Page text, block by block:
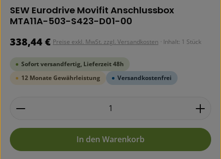
SEW Eurodrive Movifit Anschlussbox
MTA11A-503-S423-D01-00
Regulärer Preis:
338,44 € Preise exkl. MwSt. zzgl. Versandkosten · Inhalt: 1 Stück
Sofort versandfertig, Lieferzeit 48h
12 Monate Gewährleistung
Versandkostenfrei
Produkt Anzahl: Gib den gewünschten Wert ein
In den Warenkorb